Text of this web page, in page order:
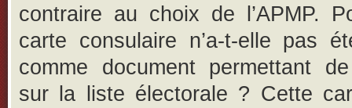
contraire au choix de l’APMP.
carte consulaire n’a-t-elle pas
comme document permettant de
sur la liste électorale ? Cette